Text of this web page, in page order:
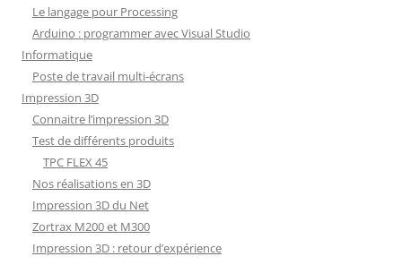
Le langage pour Processing
Arduino : programmer avec Visual Studio
Informatique
Poste de travail multi-écrans
Impression 3D
Connaitre l’impression 3D
Test de différents produits
TPC FLEX 45
Nos réalisations en 3D
Impression 3D du Net
Zortrax M200 et M300
Impression 3D : retour d’expérience